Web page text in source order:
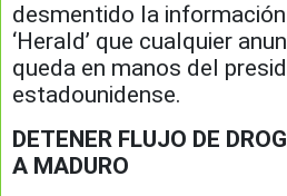
desmentido la
‘Herald’ que cualquier
queda en manos del
estadounidense.
DETENER FLUJO DE
A MADURO